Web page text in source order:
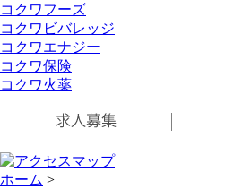
コクワフーズ
コクワビバレッジ
コクワエナジー
コクワ保険
コクワ火薬
ホーム >